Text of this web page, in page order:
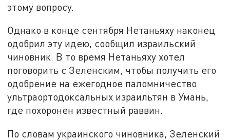
этому вопросу.
Однако в конце сентября Нетаньяху наконец
одобрил эту идею, сообщил израильский
чиновник. В то время Нетаньяху хотел
поговорить с Зеленским, чтобы получить его
одобрение на ежегодное паломничество
ультраортодоксальных израильтян в Умань,
где похоронен известный раввин.
По словам украинского чиновника, Зеленский